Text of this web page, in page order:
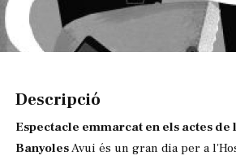
Descripció
Espectacle emmarcat en els actes de
BanyolesAvui és un gran dia per a